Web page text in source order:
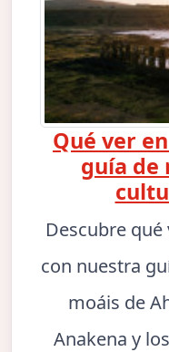
Qué ver
guía de
Descubre qué
con nuestra
moáis de
Anakena y